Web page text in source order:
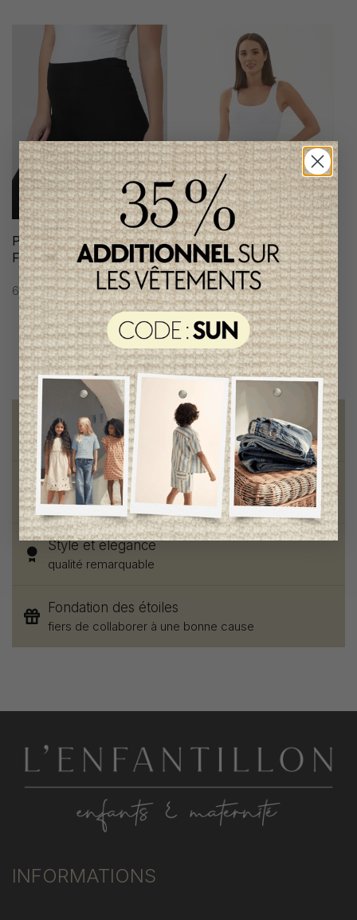
Pantalon Ripe Maternité
Femme
68,95$CA
Camisole Maternité Ripe
Maternité Femme
58,95$CA
Livraison gratuite
sur toute commande de 100 $ et plus
Vêtements chics et tendances
pour mamans et enfants
Style et élégance
qualité remarquable
Fondation des étoiles
fiers de collaborer à une bonne cause
INFORMATIONS